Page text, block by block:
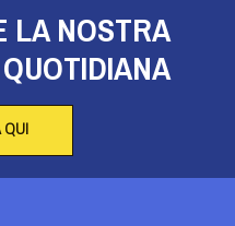
LA NOSTRA
QUI